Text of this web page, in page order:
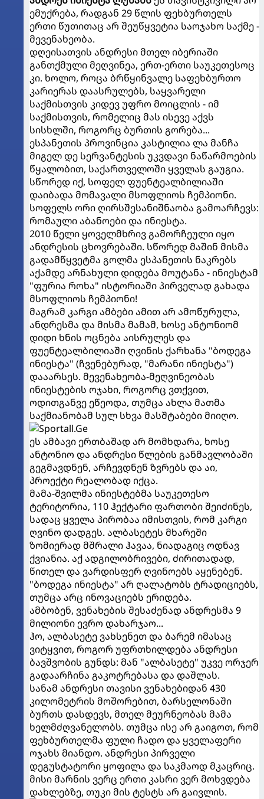
ემუქრება, რადგან 29 წლის ფეხბურთელს
ერთი წუთითაც არ შეუწყვეტია საოჯახო საქმე -
მევენახეობა.
დღეისათვის ანდრესი მთელ იბერიაში
განთქმული მეღვინეა, ერთ-ერთი საუკეთესოც
კი. ხოლო, როცა ბრწყინვალე საფეხბურთო
კარიერას დაასრულებს, საყვარელი
საქმისთვის კიდევ უფრო მოიცლის - იმ
საქმისთვის, რომელიც მას ისევე აქვს
სისხლში, როგორც ბურთის გორება...
ესპანეთის პროვინცია კასტილია ლა მანჩა
მიგელ დე სერვანტესის უკვდავი ნაწარმოების
წყალობით, საქართველოში ყველას გაუგია.
სწორედ იქ, სოფელ ფუენტეალბილიაში
დაიბადა მომავალი მსოფლიოს ჩემპიონი.
სოფელს ორი ღირსშესანიშნაობა გამოარჩევს:
რომაული აბანოები და ინიესტა.
2010 წელი ყოველმხრივ გამორჩეული იყო
ანდრესის ცხოვრებაში. სწორედ მაშინ მისმა
გადამწყვეტმა გოლმა ესპანეთის ნაკრებს
აქამდე არნახული დიდება მოუტანა - ინიესტამ
"ფურია როხა" ისტორიაში პირველად გახადა
მსოფლიოს ჩემპიონი!
მაგრამ კარგი ამბები ამით არ ამოწურულა,
ანდრესმა და მისმა მამამ, ხოსე ანტონიომ
დიდი ხნის ოცნება აისრულეს და
ფუენტეალბილიაში ღვინის ქარხანა "ბოდეგა
ინიესტა" (ჩვენებურად, "მარანი ინიესტა")
დააარსეს. მევენახეობა-მეღვინეობას
ინიესტების ოჯახი, როგორც ვთქვით,
ოდითგანვე ეწეოდა, თუმცა ახლა მათმა
საქმიანობამ სულ სხვა მასშტაბები მიიღო.
ეს ამბავი ერთბაშად არ მომხდარა, ხოსე
ანტონიო და ანდრესი წლების განმავლობაში
გეგმავდნენ, არჩევდნენ ზვრებს და აი,
პროექტი რეალობად იქცა.
მამა-შვილმა ინიესტებმა საუკეთესო
ტერიტორია, 110 ჰექტარი ფართობი შეიძინეს,
სადაც ყველა პირობაა იმისთვის, რომ კარგი
ღვინო დადგეს. ალბასეტეს მხარეში
ზომიერად მშრალი ჰავაა, ნიადაგიც ოდნავ
ქვიანია. აქ ადგილობრივები, ძირითადად,
წითელ და ვარდისფერ ღვინოებს აყენებენ.
"ბოდეგა ინიესტა" არ ღალატობს ტრადიციებს,
თუმცა არც ინოვაციებს ერიდება.
ამბობენ, ვენახების შესაძენად ანდრესმა 9
მილიონი ევრო დახარჯაო...
ჰო, ალბასეტე ვახსენეთ და ბარემ იმასაც
ვიტყვით, როგორ უფრთხილდება ანდრესი
ბავშვობის გუნდს: მან "ალბასეტე" უკვე ორჯერ
გადაარჩინა გაკოტრებასა და დაშლას.
სანამ ანდრესი თავისი ვენახებიდან 430
კილომეტრის მოშორებით, ბარსელონაში
ბურთს დასდევს, მთელ მეურნეობას მამა
ხელმძღვანელობს. თუმცა ისე არ გაიგოთ, რომ
ფეხბურთელმა ფული ჩადო და ყველაფერი
ოჯახს მიანდო. ანდრესი პირველი
დეგუსტატორი ყოფილა და საკმაოდ მკაცრიც.
მისი მარნის ვერც ერთი კასრი ვერ მოხვდება
დახლებზე, თუკი მის ტესტს არ გაივლის.